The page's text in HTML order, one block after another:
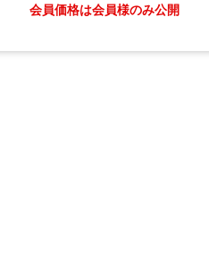
会員価格は会員様のみ公開